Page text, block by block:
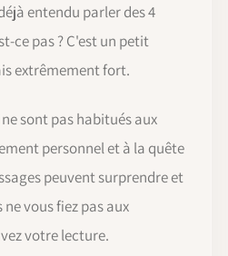
entendu parler des 4
ce pas ? C'est un petit
extrêmement fort.
sont pas habitués aux
personnel et à la quête
peuvent surprendre et
vous fiez pas aux
votre lecture.